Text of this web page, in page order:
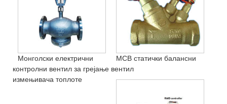
Монголски електрични
контролни вентил за грејање
измењивача топлоте
МСВ статички балансни
вентил